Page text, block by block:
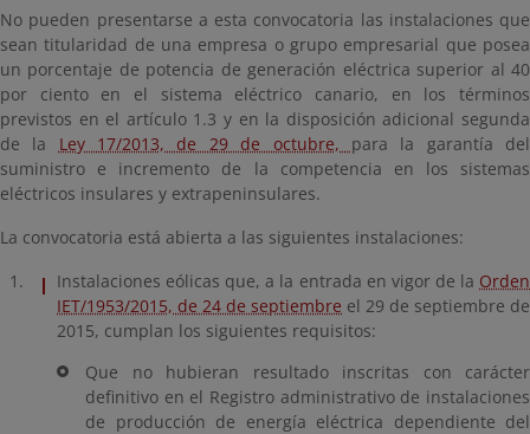
No pueden presentarse a esta convocatoria las instalaciones que
sean titularidad de una empresa o grupo empresarial que posea
un porcentaje de potencia de generación eléctrica superior al 40
por ciento en el sistema eléctrico canario, en los términos
previstos en el artículo 1.3 y en la disposición adicional segunda
de la Ley 17/2013, de 29 de octubre, para la garantía del
suministro e incremento de la competencia en los sistemas
eléctricos insulares y extrapeninsulares.
La convocatoria está abierta a las siguientes instalaciones:
Instalaciones eólicas que, a la entrada en vigor de la Orden
IET/1953/2015, de 24 de septiembre el 29 de septiembre de
2015, cumplan los siguientes requisitos:
Que no hubieran resultado inscritas con carácter
definitivo en el Registro administrativo de instalaciones
de producción de energía eléctrica dependiente del